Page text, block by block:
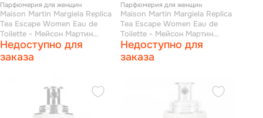
Парфюмерия для женщин
Maison Martin Margiela Replica
Tea Escape Women Eau de
Toilette - Мейсон Мартин
Марджела чай туалетная вода
100 мл (тестер)
Недоступно для
заказа
Парфюмерия для женщин
Maison Martin Margiela Replica
Tea Escape Women Eau de
Toilette - Мейсон Мартин
Марджела чай туалетная вода
100 мл
Недоступно для
заказа